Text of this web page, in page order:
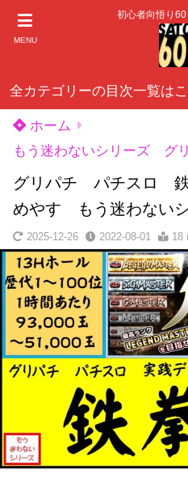
MENU
初心者向悟り60
全カテゴリーの目次一覧は
ホーム
もう迷わないシリーズ グ
グリパチ パチスロ
めやす もう迷わない
2025-12-26 2022-08-01 18